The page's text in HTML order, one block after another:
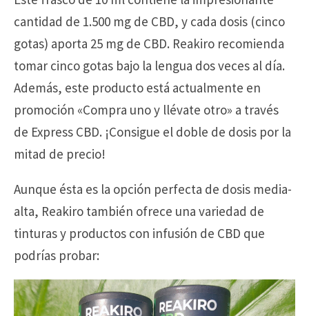
cantidad de 1.500 mg de CBD, y cada dosis (cinco
gotas) aporta 25 mg de CBD. Reakiro recomienda
tomar cinco gotas bajo la lengua dos veces al día.
Además, este producto está actualmente en
promoción «Compra uno y llévate otro» a través
de Express CBD. ¡Consigue el doble de dosis por la
mitad de precio!
Aunque ésta es la opción perfecta de dosis media-
alta, Reakiro también ofrece una variedad de
tinturas y productos con infusión de CBD que
podrías probar: